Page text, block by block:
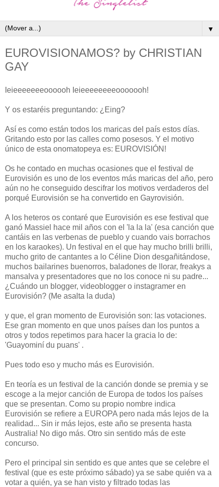
▼
EUROVISIONAMOS? by CHRISTIAN
GAY
Ieieeeeeeeoooooh Ieieeeeeeeeooooooh!
Y os estaréis preguntando: ¿Eing?
Así es como están todos los maricas del país estos días.
Gritando esto por las calles como posesos. Y el motivo
único de esta onomatopeya es: EUROVISIÓN!
Os he contado en muchas ocasiones que el festival de
Eurovisión es uno de los eventos más maricas del año, pero
aún no he conseguido descifrar los motivos verdaderos del
porqué Eurovisión se ha convertido en Gayrovisión.
A los heteros os contaré que Eurovisión es ese festival que
ganó Massiel hace mil años con el 'la la la' (esa canción que
cantáis en las verbenas de pueblo y cuando vais borrachos
en los karaokes). Un festival en el que hay mucho brilli brilli,
mucho grito de cantantes a lo Céline Dion desgañitándose,
muchos bailarines buenorros, baladones de llorar, freakys a
mansalva y presentadores que no los conoce ni su padre...
¿Cuándo un blogger, videoblogger o instagramer en
Eurovisión? (Me asalta la duda)
y que, el gran momento de Eurovisión son: las votaciones.
Ese gran momento en que unos países dan los puntos a
otros y todos repetimos para hacer la gracia lo de:
'Guayominí du puans' .
Pues todo eso y mucho más es Eurovisión.
En teoría es un festival de la canción donde se premia y se
escoge a la mejor canción de Europa de todos los países
que se presentan. Como su propio nombre indica
Eurovisión se refiere a EUROPA pero nada más lejos de la
realidad... Sin ir más lejos, este año se presenta hasta
Australia! No digo más. Otro sin sentido más de este
concurso.
Pero el principal sin sentido es que antes que se celebre el
festival (que es este próximo sábado) ya se sabe quién va a
votar a quién, ya se han visto y filtrado todas las